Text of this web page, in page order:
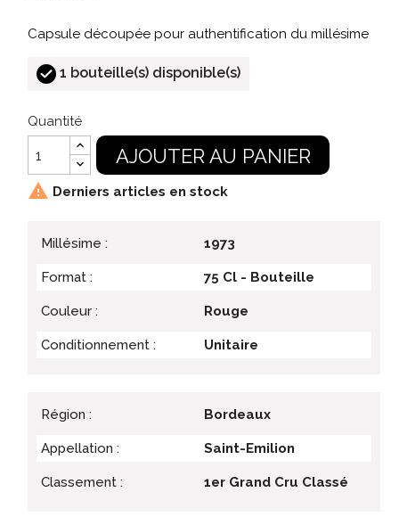
Capsule découpée pour authentification du millésime
1 bouteille(s) disponible(s)
Quantité
AJOUTER AU PANIER
 Derniers articles en stock
Millésime : 1973
Format : 75 Cl - Bouteille
Couleur : Rouge
Conditionnement : Unitaire
Région : Bordeaux
Appellation : Saint-Emilion
Classement : 1er Grand Cru Classé